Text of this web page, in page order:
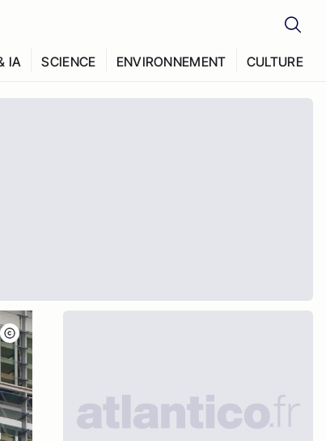
IA SCIENCE ENVIRONNEMENT CULTURE